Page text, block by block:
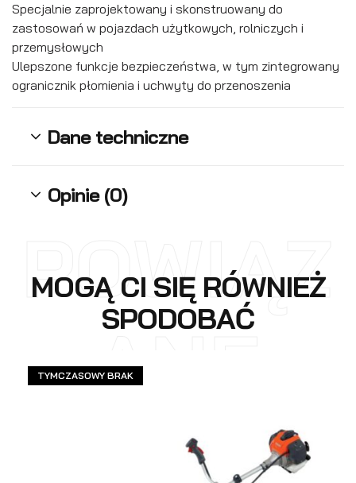
Specjalnie zaprojektowany i skonstruowany do
zastosowań w pojazdach użytkowych, rolniczych i
przemysłowych
Ulepszone funkcje bezpieczeństwa, w tym zintegrowany
ogranicznik płomienia i uchwyty do przenoszenia
Dane techniczne
Opinie (0)
MOGĄ CI SIĘ RÓWNIEŻ
SPODOBAĆ
POWIĄZ
ANE
TYMCZASOWY BRAK